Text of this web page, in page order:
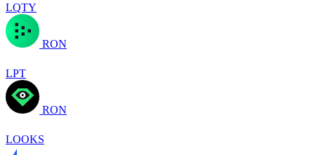
LQTY
RON
LPT
RON
LOOKS